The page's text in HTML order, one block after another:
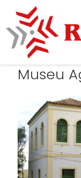
Museu